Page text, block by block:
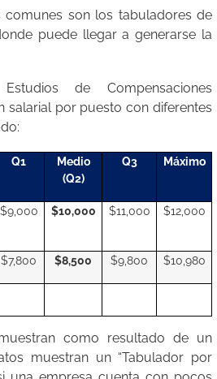
comunes son los tabuladores de
puede llegar a generarse la
de Compensaciones
salarial por puesto con diferentes
Q1
Medio
(Q2)
Q3 Máximo
$9,000 $10,000 $11,000 $12,000
$7,800 $8,500 $9,800 $10,980
como resultado de un
muestran un “Tabulador por